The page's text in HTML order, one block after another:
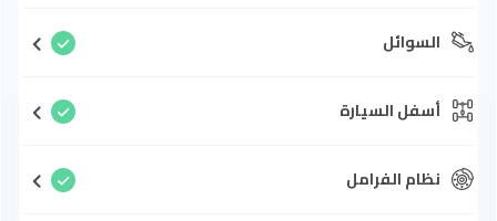
السوائل
أسفل السيارة
نظام الفرامل